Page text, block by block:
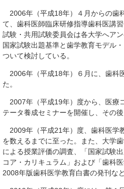
2006年（平成18年）４月からの歯
て、歯科医師臨床研修指導歯科医講
試験・共用試験委員会は各大学へア
国家試験出題基準と歯学教育モデル
ついて検討している。
2006年（平成18年）６月に、歯科
た。
2007年（平成19年）度から、医療
テータ養成セミナーを開催し、その
2009年（平成21年）度、歯科医学
を数えるまでに至った。また、大学
による授業評価の調査、「国家試験
コア・カリキュラム」および「歯科
2008年版歯科医学教育白書の発刊な